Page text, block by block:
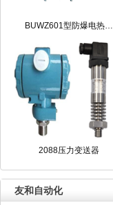
BUWZ601型防爆电热…
2088压力变送器
友和自动化